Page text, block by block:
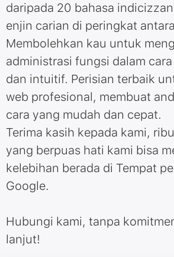
daripada 20 bahasa
enjin carian di peringkat
Membolehkan kau untuk
administrasi fungsi dalam
dan intuitif. Perisian terbaik
web profesional, membuat
cara yang mudah dan cepat.
Terima kasih kepada kami,
yang berpuas hati kami bisa
kelebihan berada di Tempat
Google.
Hubungi kami, tanpa
lanjut!